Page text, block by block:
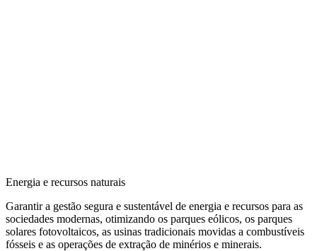
Energia e recursos naturais
Garantir a gestão segura e sustentável de energia e recursos para as
sociedades modernas, otimizando os parques eólicos, os parques
solares fotovoltaicos, as usinas tradicionais movidas a combustíveis
fósseis e as operações de extração de minérios e minerais.